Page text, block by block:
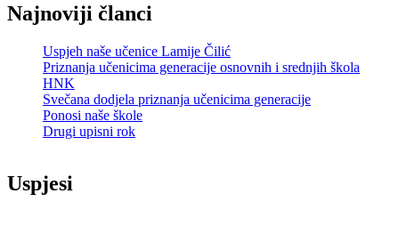
Najnoviji članci
Uspjeh naše učenice Lamije Čilić
Priznanja učenicima generacije osnovnih i srednjih škola
HNK
Svečana dodjela priznanja učenicima generacije
Ponosi naše škole
Drugi upisni rok
Uspjesi